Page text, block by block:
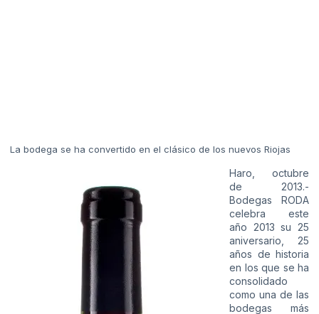
La bodega se ha convertido en el clásico de los nuevos Riojas
Haro, octubre
de 2013.-
Bodegas RODA
celebra este
año 2013 su 25
aniversario, 25
años de historia
en los que se ha
consolidado
como una de las
bodegas más